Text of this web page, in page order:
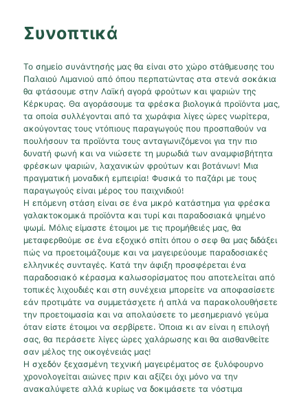
Συνοπτικά
Το σημείο συνάντησής μας θα είναι στο χώρο στάθμευσης του
Παλαιού Λιμανιού από όπου περπατώντας στα στενά σοκάκια
θα φτάσουμε στην Λαϊκή αγορά φρούτων και ψαριών της
Κέρκυρας. Θα αγοράσουμε τα φρέσκα βιολογικά προϊόντα μας,
τα οποία συλλέγονται από τα χωράφια λίγες ώρες νωρίτερα,
ακούγοντας τους ντόπιους παραγωγούς που προσπαθούν να
πουλήσουν τα προϊόντα τους ανταγωνιζόμενοι για την πιο
δυνατή φωνή και να νιώσετε τη μυρωδιά των αναμφισβήτητα
φρέσκων ψαριών, λαχανικών φρούτων και βοτάνων! Μια
πραγματική μοναδική εμπειρία! Φυσικά το παζάρι με τους
παραγωγούς είναι μέρος του παιχνιδιού!
Η επόμενη στάση είναι σε ένα μικρό κατάστημα για φρέσκα
γαλακτοκομικά προϊόντα και τυρί και παραδοσιακά ψημένο
ψωμί. Μόλις είμαστε έτοιμοι με τις προμήθειές μας, θα
μεταφερθούμε σε ένα εξοχικό σπίτι όπου ο σεφ θα μας διδάξει
πώς να προετοιμάζουμε και να μαγειρεύουμε παραδοσιακές
ελληνικές συνταγές. Κατά την άφιξη προσφέρεται ένα
παραδοσιακό κέρασμα καλωσορίσματος που αποτελείται από
τοπικές λιχουδιές και στη συνέχεια μπορείτε να αποφασίσετε
εάν προτιμάτε να συμμετάσχετε ή απλά να παρακολουθήσετε
την προετοιμασία και να απολαύσετε το μεσημεριανό γεύμα
όταν είστε έτοιμοι να σερβίρετε. Όποια κι αν είναι η επιλογή
σας, θα περάσετε λίγες ώρες χαλάρωσης και θα αισθανθείτε
σαν μέλος της οικογένειάς μας!
Η σχεδόν ξεχασμένη τεχνική μαγειρέματος σε ξυλόφουρνο
χρονολογείται αιώνες πριν και αξίζει όχι μόνο να την
ανακαλύψετε αλλά κυρίως να δοκιμάσετε τα νόστιμα